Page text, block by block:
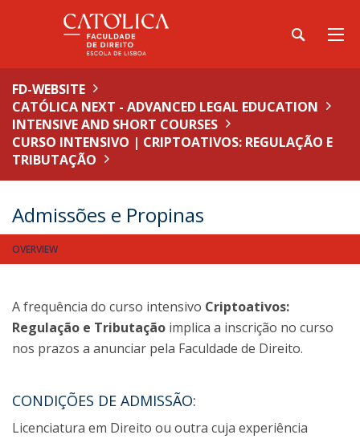
FD-WEBSITE
CATÓLICA NEXT - ADVANCED LEGAL EDUCATION
INTENSIVE AND SHORT COURSES
CURSO INTENSIVO | CRIPTOATIVOS: REGULAÇÃO E
TRIBUTAÇÃO
Admissões e Propinas
OVERVIEW
A frequência do curso intensivo Criptoativos:
Regulação e Tributação implica a inscrição no curso
nos prazos a anunciar pela Faculdade de Direito.
CONDIÇÕES DE ADMISSÃO:
Licenciatura em Direito ou outra cuja experiência